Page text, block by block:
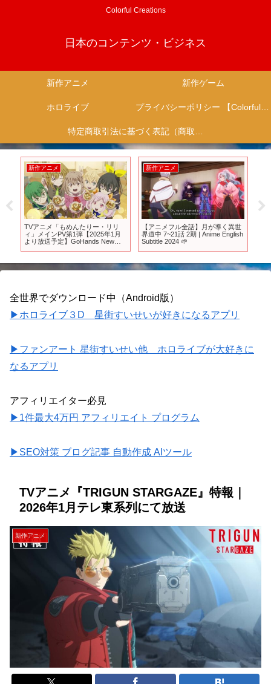
Colorful Creations
日本のコンテンツ・ビジネス
新作アニメ 新作ゲーム
ホロライブ プライバシーポリシー 【Colorful Creation】
特定商取引法に基づく表記（商取引に関する開示）
新作アニメ
TVアニメ「もめんたりー・リリ
ィ」メインPV第1弾【2025年1月
より放送予定】GoHands New
新作アニメ
【アニメフル全話】月が導く異世
界道中 7~21話 2期 | Anime English
Subtitle 2024 🌱
全世界でダウンロード中（Android版）
▶ホロライブ３D 星街すいせいが好きになるアプリ
▶ファンアート 星街すいせい他 ホロライブが大好きに
なるアプリ
アフィリエイター必見
▶1件最大4万円 アフィリエイト プログラム
▶SEO対策 ブログ記事 自動作成 AIツール
TVアニメ『TRIGUN STARGAZE』特報｜
2026年1月テレ東系列にて放送
新作アニメ